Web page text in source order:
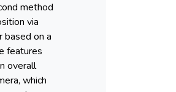
method
via
on a
features
overall
which